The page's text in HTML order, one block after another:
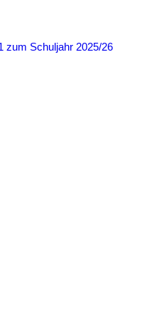
zum Schuljahr 2025/26